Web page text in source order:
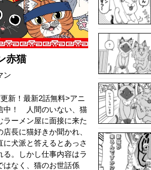
赤猫
ン
新！最新2話無料>アニ
中！ 人間のいない、猫
ラーメン屋に面接に来た
店長に猫好きか聞かれ、
に犬派と答えるとあっさ
る。しかし仕事内容はラ
はなく、猫のお世話係